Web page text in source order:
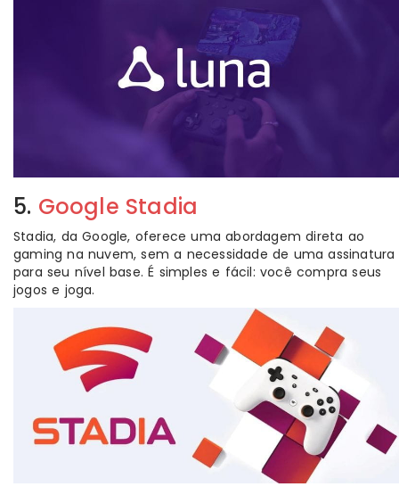
5. Google Stadia
Stadia, da Google, oferece uma abordagem direta ao
gaming na nuvem, sem a necessidade de uma assinatura
para seu nível base. É simples e fácil: você compra seus
jogos e joga.